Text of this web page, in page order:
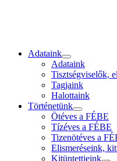
Adataink
Adataink
Tisztségviselők,
Tagjaink
Halottaink
Történetünk
Ötéves a FÉBE
Tízéves a FÉBE
Tizenötéves a
Elismeréseink,
Kitüntettjeink